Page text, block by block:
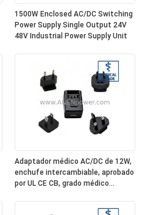
1500W Enclosed AC/DC Switching
Power Supply Single Output 24V
48V Industrial Power Supply Unit
Adaptador médico AC/DC de 12W,
enchufe intercambiable, aprobado
por UL CE CB, grado médico